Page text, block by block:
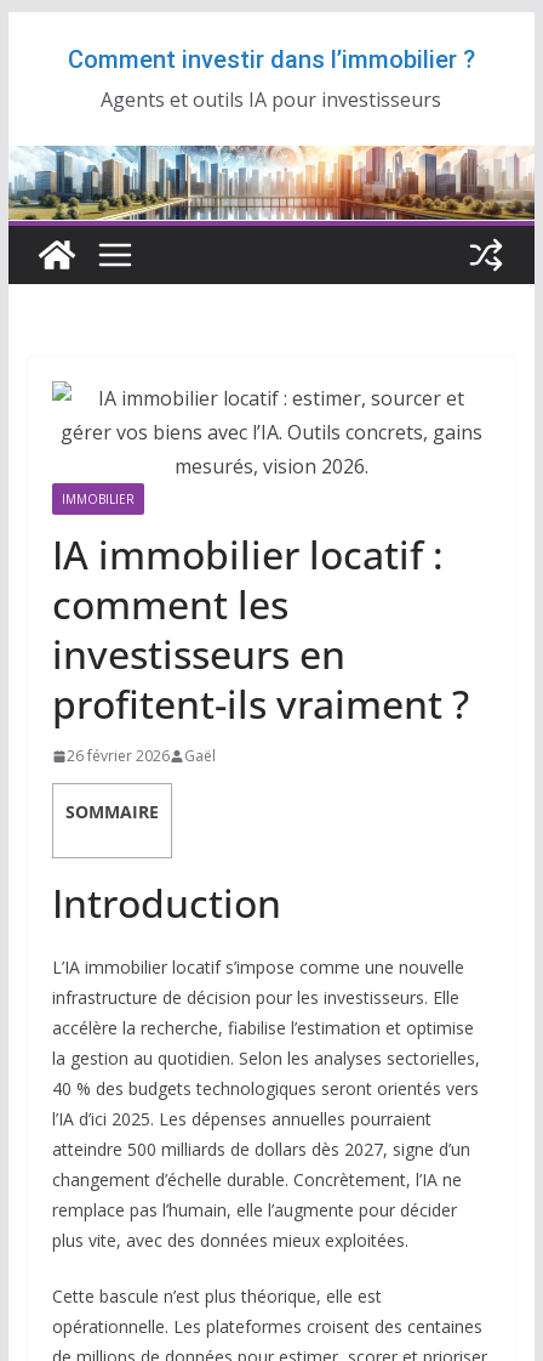
Comment investir dans l’immobilier ?
Agents et outils IA pour investisseurs
IMMOBILIER
IA immobilier locatif :
comment les
investisseurs en
profitent-ils vraiment ?
26 février 2026 Gaël
SOMMAIRE
Introduction
L’IA immobilier locatif s’impose comme une nouvelle
infrastructure de décision pour les investisseurs. Elle
accélère la recherche, fiabilise l’estimation et optimise
la gestion au quotidien. Selon les analyses sectorielles,
40 % des budgets technologiques seront orientés vers
l’IA d’ici 2025. Les dépenses annuelles pourraient
atteindre 500 milliards de dollars dès 2027, signe d’un
changement d’échelle durable. Concrètement, l’IA ne
remplace pas l’humain, elle l’augmente pour décider
plus vite, avec des données mieux exploitées.
Cette bascule n’est plus théorique, elle est
opérationnelle. Les plateformes croisent des centaines
de millions de données pour estimer, scorer et prioriser.